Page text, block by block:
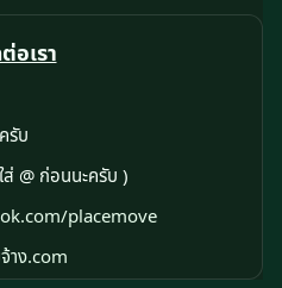
อเรา
รับ
ส่ @ ก่อนนะครับ )
placemove
าง.com